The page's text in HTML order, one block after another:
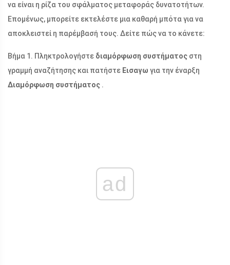
να είναι η ρίζα του σφάλματος μεταφοράς δυνατοτήτων.
Επομένως, μπορείτε εκτελέστε μια καθαρή μπότα για να
αποκλειστεί η παρέμβασή τους. Δείτε πώς να το κάνετε:
Βήμα 1. Πληκτρολογήστε διαμόρφωση συστήματος στη
γραμμή αναζήτησης και πατήστε Εισαγω για την έναρξη
Διαμόρφωση συστήματος .
ad